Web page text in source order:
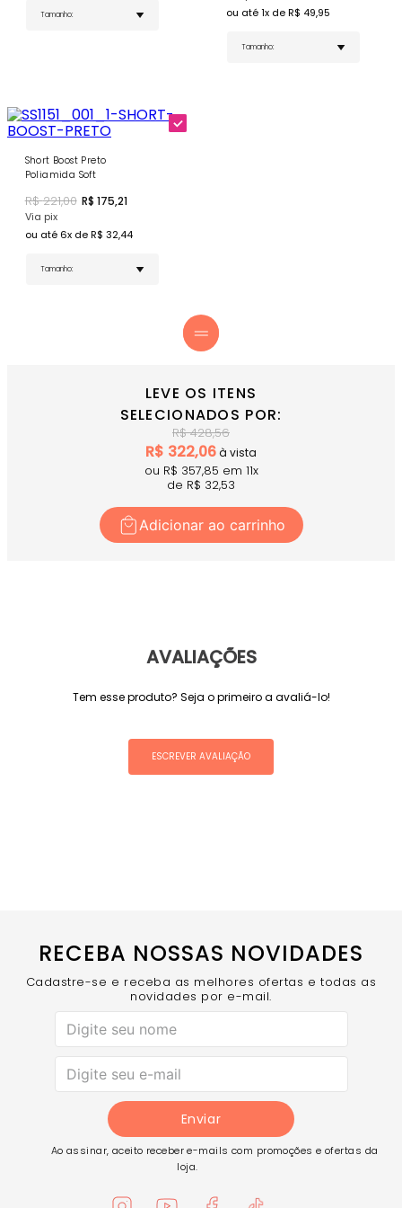
Tag Emborrachada Personalizada - Detalhe
Short Boost Pretopara
ou até1x de R$ 49,95
Short Boost Preto
Poliamida Soft
R$221,00 R$ 175,21
Via pix
ou até 6x de R$ 32,44
LEVE OS ITENS
SELECIONADOS POR:
R$428,56
R$ 322,06à vista
ou R$ 357,85 em 11x
de R$ 32,53
Adicionar ao carrinho
AVALIAÇÕES
Tem esse produto? Seja o primeiro a avaliá-lo!
ESCREVER AVALIAÇÃO
RECEBA NOSSAS NOVIDADES
Cadastre-se e receba as melhores ofertas e todas as
novidades por e-mail.
Enviar
Ao assinar, aceito receber e-mails com promoções e ofertas da
loja.